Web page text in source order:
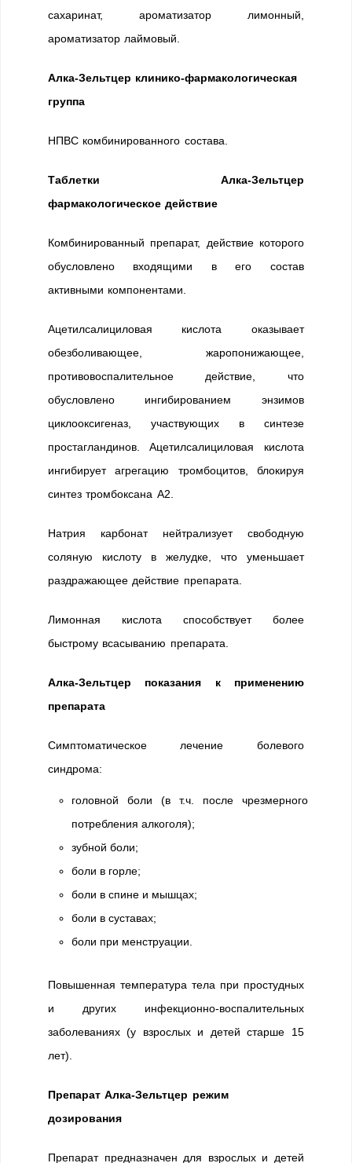
сахаринат, ароматизатор лимонный,
ароматизатор лаймовый.
Алка-Зельтцер клинико-фармакологическая
группа
НПВС комбинированного состава.
Таблетки Алка-Зельтцер
фармакологическое действие
Комбинированный препарат, действие которого
обусловлено входящими в его состав
активными компонентами.
Ацетилсалициловая кислота оказывает
обезболивающее, жаропонижающее,
противовоспалительное действие, что
обусловлено ингибированием энзимов
циклооксигеназ, участвующих в синтезе
простагландинов. Ацетилсалициловая кислота
ингибирует агрегацию тромбоцитов, блокируя
синтез тромбоксана А2.
Натрия карбонат нейтрализует свободную
соляную кислоту в желудке, что уменьшает
раздражающее действие препарата.
Лимонная кислота способствует более
быстрому всасыванию препарата.
Алка-Зельтцер показания к применению
препарата
Симптоматическое лечение болевого
синдрома:
головной боли (в т.ч. после чрезмерного
потребления алкоголя);
зубной боли;
боли в горле;
боли в спине и мышцах;
боли в суставах;
боли при менструации.
Повышенная температура тела при простудных
и других инфекционно-воспалительных
заболеваниях (у взрослых и детей старше 15
лет).
Препарат Алка-Зельтцер режим
дозирования
Препарат предназначен для взрослых и детей